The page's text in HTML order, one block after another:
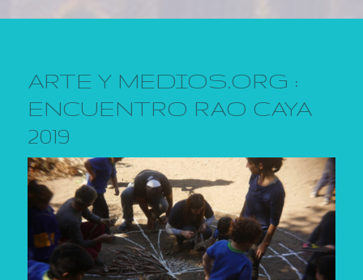
ARTE Y MEDIOS.ORG :
ENCUENTRO RAO CAYA
2019